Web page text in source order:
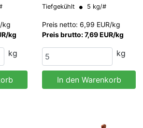
kg
kg
kg
Glasur 140-160 g/Stk
Tiefgekühlt 5 kg/#
Preis netto: 6,99 EUR/kg
Preis brutto: 7,69 EUR/kg
kg
In den Warenkorb